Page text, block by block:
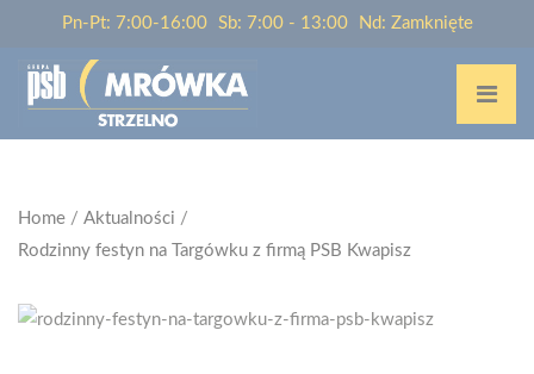
Pn-Pt: 7:00-16:00 Sb: 7:00 - 13:00 Nd: Zamknięte
Home / Aktualności /
Rodzinny festyn na Targówku z firmą PSB Kwapisz